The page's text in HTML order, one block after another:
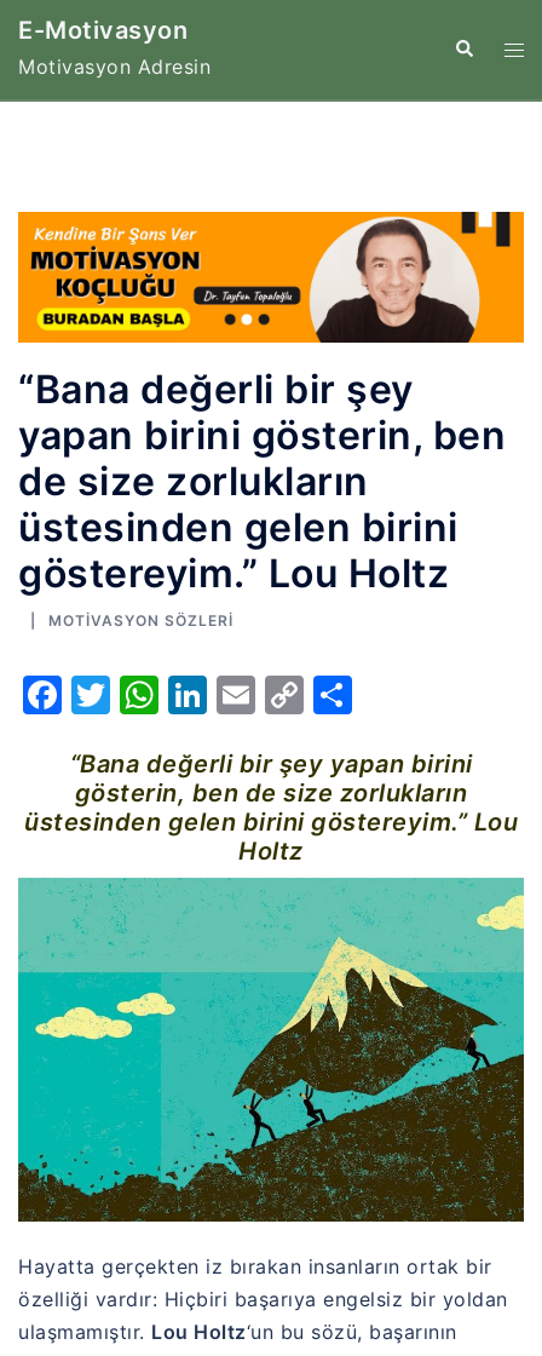
İçeriğe
E-Motivasyon
Motivasyon Adresin
Search
“Bana değerli bir şey
yapan birini gösterin, ben
de size zorlukların
üstesinden gelen birini
göstereyim.” Lou Holtz
MOTIVASYON SÖZLERI
Facebook
Twitter
WhatsApp
LinkedIn
Email
Copy
“Bana değerli bir şey yapan birini
gösterin, ben de size zorlukların
üstesinden gelen birini göstereyim.” Lou
Holtz
Hayatta gerçekten iz bırakan insanların ortak bir
özelliği vardır: Hiçbiri başarıya engelsiz bir yoldan
ulaşmamıştır. Lou Holtz‘un bu sözü, başarının